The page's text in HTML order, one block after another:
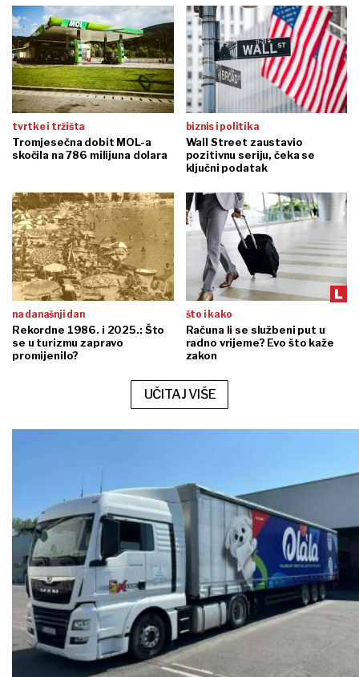
tvrtke i tržišta
Tromjesečna dobit MOL-a
skočila na 786 milijuna dolara
biznis i politika
Wall Street zaustavio
pozitivnu seriju, čeka se
ključni podatak
na današnji dan
Rekordne 1986. i 2025.: Što
se u turizmu zapravo
promijenilo?
što i kako
Računa li se službeni put u
radno vrijeme? Evo što kaže
zakon
UČITAJ VIŠE